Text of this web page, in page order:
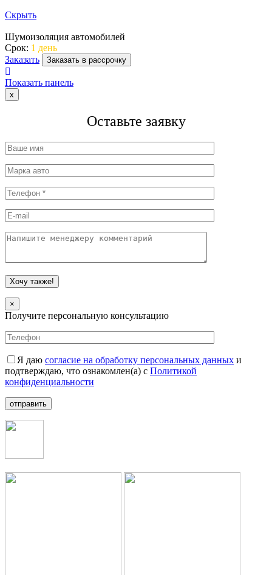
Скрыть
Шумоизоляция автомобилей
Срок: 1 день
Заказать
Заказать в рассрочку
Показать панель
x
Оставьте заявку
×
Получите персональную консультацию
Я даю согласие на обработку персональных данных и
подтверждаю, что ознакомлен(а) с Политикой
конфиденциальности
отправить